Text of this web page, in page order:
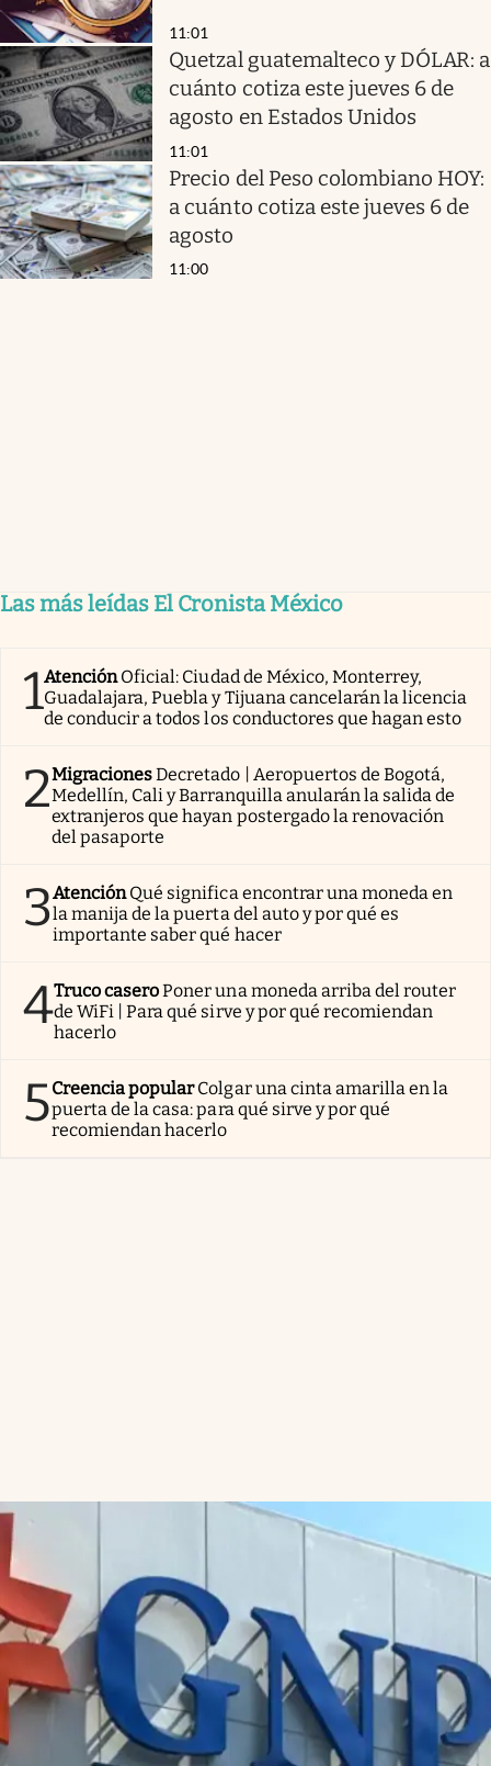
11:01
Quetzal guatemalteco y DÓLAR: a
cuánto cotiza este jueves 6 de
agosto en Estados Unidos
11:01
Precio del Peso colombiano HOY:
a cuánto cotiza este jueves 6 de
agosto
11:00
Las más leídas El Cronista México
1AtenciónOficial: Ciudad de México, Monterrey,
Guadalajara, Puebla y Tijuana cancelarán la licencia
de conducir a todos los conductores que hagan esto
2MigracionesDecretado | Aeropuertos de Bogotá,
Medellín, Cali y Barranquilla anularán la salida de
extranjeros que hayan postergado la renovación
del pasaporte
3AtenciónQué significa encontrar una moneda en
la manija de la puerta del auto y por qué es
importante saber qué hacer
4Truco caseroPoner una moneda arriba del router
de WiFi | Para qué sirve y por qué recomiendan
hacerlo
5Creencia popularColgar una cinta amarilla en la
puerta de la casa: para qué sirve y por qué
recomiendan hacerlo